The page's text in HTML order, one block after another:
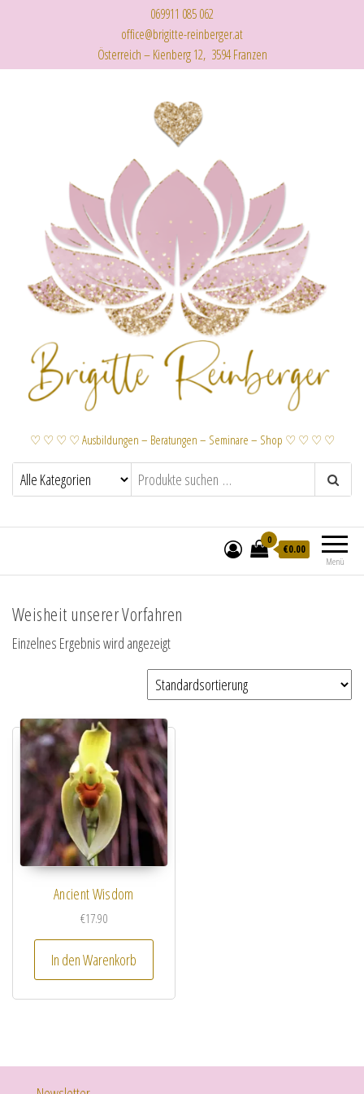
069911 085 062
office@brigitte-reinberger.at
Österreich – Kienberg 12, 3594 Franzen
♡ ♡ ♡ ♡ Ausbildungen – Beratungen – Seminare – Shop ♡ ♡ ♡ ♡
Menü
0
€0.00
Weisheit unserer Vorfahren
Einzelnes Ergebnis wird angezeigt
Ancient Wisdom
€17.90
In den Warenkorb